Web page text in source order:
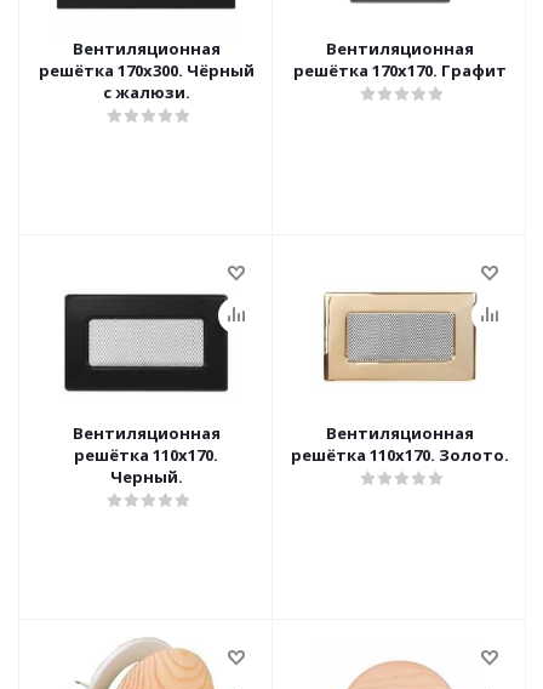
Вентиляционная
решётка 170х300. Чёрный
с жалюзи.
Вентиляционная
решётка 170х170. Графит
Вентиляционная
решётка 110х170.
Черный.
Вентиляционная
решётка 110х170. Золото.